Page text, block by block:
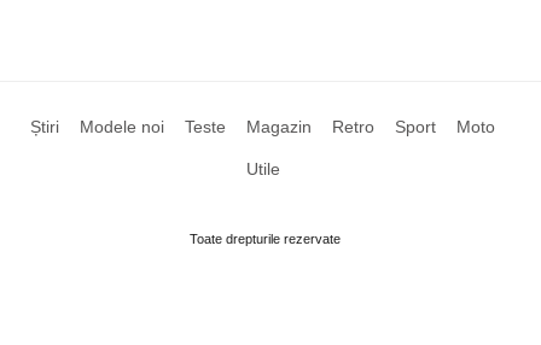
Știri Modele noi Teste Magazin Retro Sport Moto
Utile
Toate drepturile rezervate